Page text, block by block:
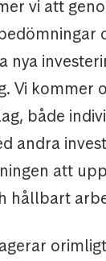
vi att
nya
Vi kommer
både
andra
att
hållbart